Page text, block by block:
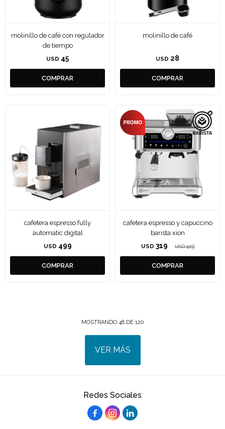
molinillo de café con regulador
de tiempo
USD 45
molinillo de café
USD 28
cafetera espresso fully
automatic digital
USD 499
cafetera espresso y capuccino
barista xion
USD 319 USD 419
MOSTRANDO 48 DE 120
VER MÁS
Redes Sociales
  